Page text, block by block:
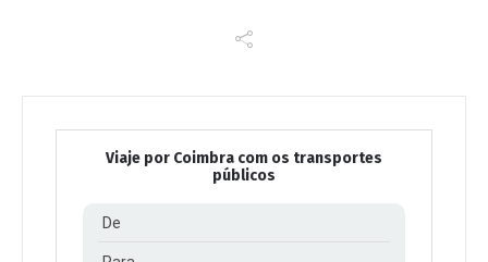
Viaje por Coimbra com os transportes
públicos